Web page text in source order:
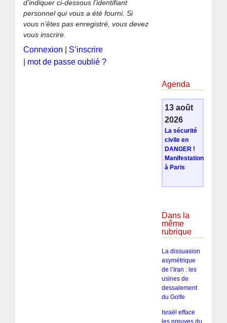
d’indiquer ci-dessous l’identifiant
personnel qui vous a été fourni. Si
vous n’êtes pas enregistré, vous devez
vous inscrire.
Connexion
S’inscrire
mot de passe oublié ?
Agenda
13 août
2026
La sécurité
civile en
DANGER !
Manifestation
à Paris
Dans la
même
rubrique
La dissuasion
asymétrique
de l’Iran : les
usines de
dessalement
du Golfe
Israël efface
les preuves du